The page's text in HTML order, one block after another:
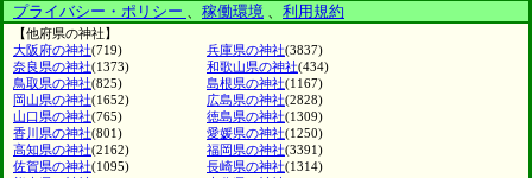
プライバシー・ポリシー 、 稼働環境 、 利用規約
【他府県の神社】
大阪府の神社(719) 兵庫県の神社(3837)
奈良県の神社(1373) 和歌山県の神社(434)
鳥取県の神社(825) 島根県の神社(1167)
岡山県の神社(1652) 広島県の神社(2828)
山口県の神社(765) 徳島県の神社(1309)
香川県の神社(801) 愛媛県の神社(1250)
高知県の神社(2162) 福岡県の神社(3391)
佐賀県の神社(1095) 長崎県の神社(1314)